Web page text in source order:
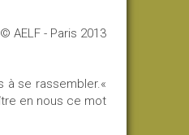
© AELF - Paris 2013
à se rassembler.«
en nous ce mot